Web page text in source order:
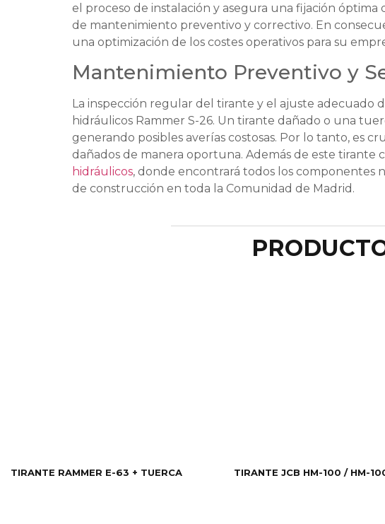
el proceso de instalación y asegura una fijación óptima
de mantenimiento preventivo y correctivo. En
una optimización de los costes operativos para su
Mantenimiento Preventivo y
La inspección regular del tirante y el ajuste
hidráulicos Rammer S-26. Un tirante dañado o una
generando posibles averías costosas. Por lo tanto, es
dañados de manera oportuna. Además de este
hidráulicos, donde encontrará todos los componentes
de construcción en toda la Comunidad de Madrid.
TIRANTE RAMMER E-63 + TUERCA TIRANTE JCB HM-100 / HM-